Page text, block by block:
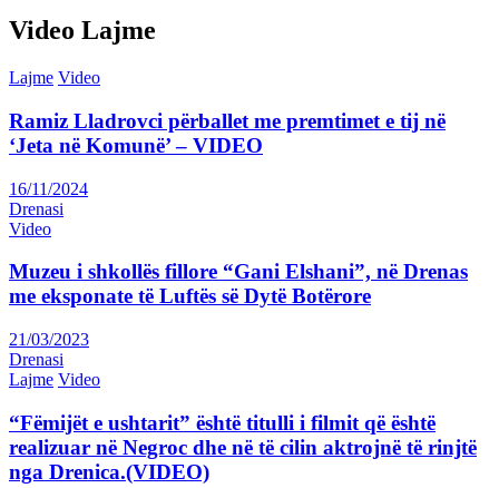
Video Lajme
Lajme Video
Ramiz Lladrovci përballet me premtimet e tij në
‘Jeta në Komunë’ – VIDEO
16/11/2024
Drenasi
Video
Muzeu i shkollës fillore “Gani Elshani”, në Drenas
me eksponate të Luftës së Dytë Botërore
21/03/2023
Drenasi
Lajme Video
“Fëmijët e ushtarit” është titulli i filmit që është
realizuar në Negroc dhe në të cilin aktrojnë të rinjtë
nga Drenica.(VIDEO)